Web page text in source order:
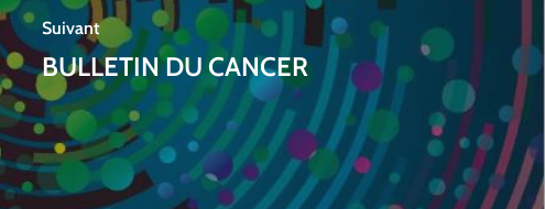
Suivant
BULLETIN DU CANCER